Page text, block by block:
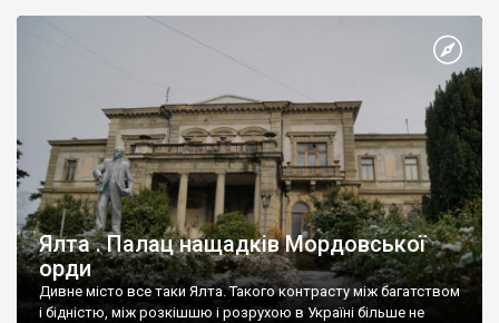
Ялта . Палац нащадків Мордовської
орди
Дивне місто все таки Ялта. Такого контрасту між багатством
і бідністю, між розкішшю і розрухою в Україні більше не